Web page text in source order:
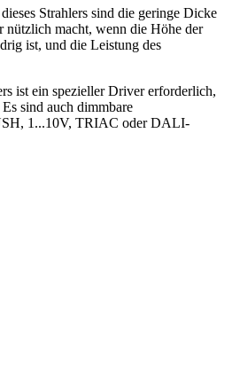
Strahlers sind die geringe Dicke
nützlich macht, wenn die Höhe der
ist, und die Leistung des
ist ein spezieller Driver erforderlich,
sind auch dimmbare
1...10V, TRIAC oder DALI-